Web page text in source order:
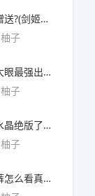
剑姬皮肤怎么赠送?(剑姬皮肤怎么赠送给别人)
柚子
云顶之弈虚空大眼最强出装?(云顶之弈虚空之眼出装)
柚子
传说对决传说水晶绝版了吗?(传说对决 传说水晶)
柚子
好奇金装成长裤怎么看真假?(好奇金装成长裤怎么看真假鉴别)